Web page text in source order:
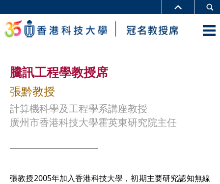
騰訊工程學教授席
張黔教授
計算機科學及工程學系講座教授
廣州市香港科技大學霍英東研究院主任
張教授2005年加入香港科技大學，初期主要研究認知無線